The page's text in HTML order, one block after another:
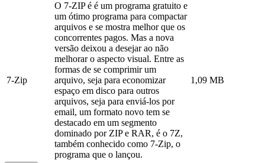
7-Zip
O 7-ZIP é é um programa gratuito e
um ótimo programa para compactar
arquivos e se mostra melhor que os
concorrentes pagos. Mas a nova
versão deixou a desejar ao não
melhorar o aspecto visual. Entre as
formas de se comprimir um
arquivo, seja para economizar
espaço em disco para outros
arquivos, seja para enviá-los por
email, um formato novo tem se
destacado em um segmento
dominado por ZIP e RAR, é o 7Z,
também conhecido como 7-Zip, o
programa que o lançou.
1,09 MB